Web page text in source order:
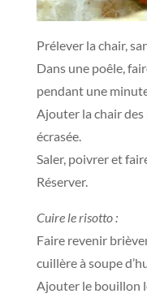
Prélever la chair,
Dans une poêle,
pendant une
Ajouter la chair
écrasée.
Saler, poivrer et
Réserver.
Cuire le risotto :
Faire revenir
cuillère à soupe
Ajouter le bouillon